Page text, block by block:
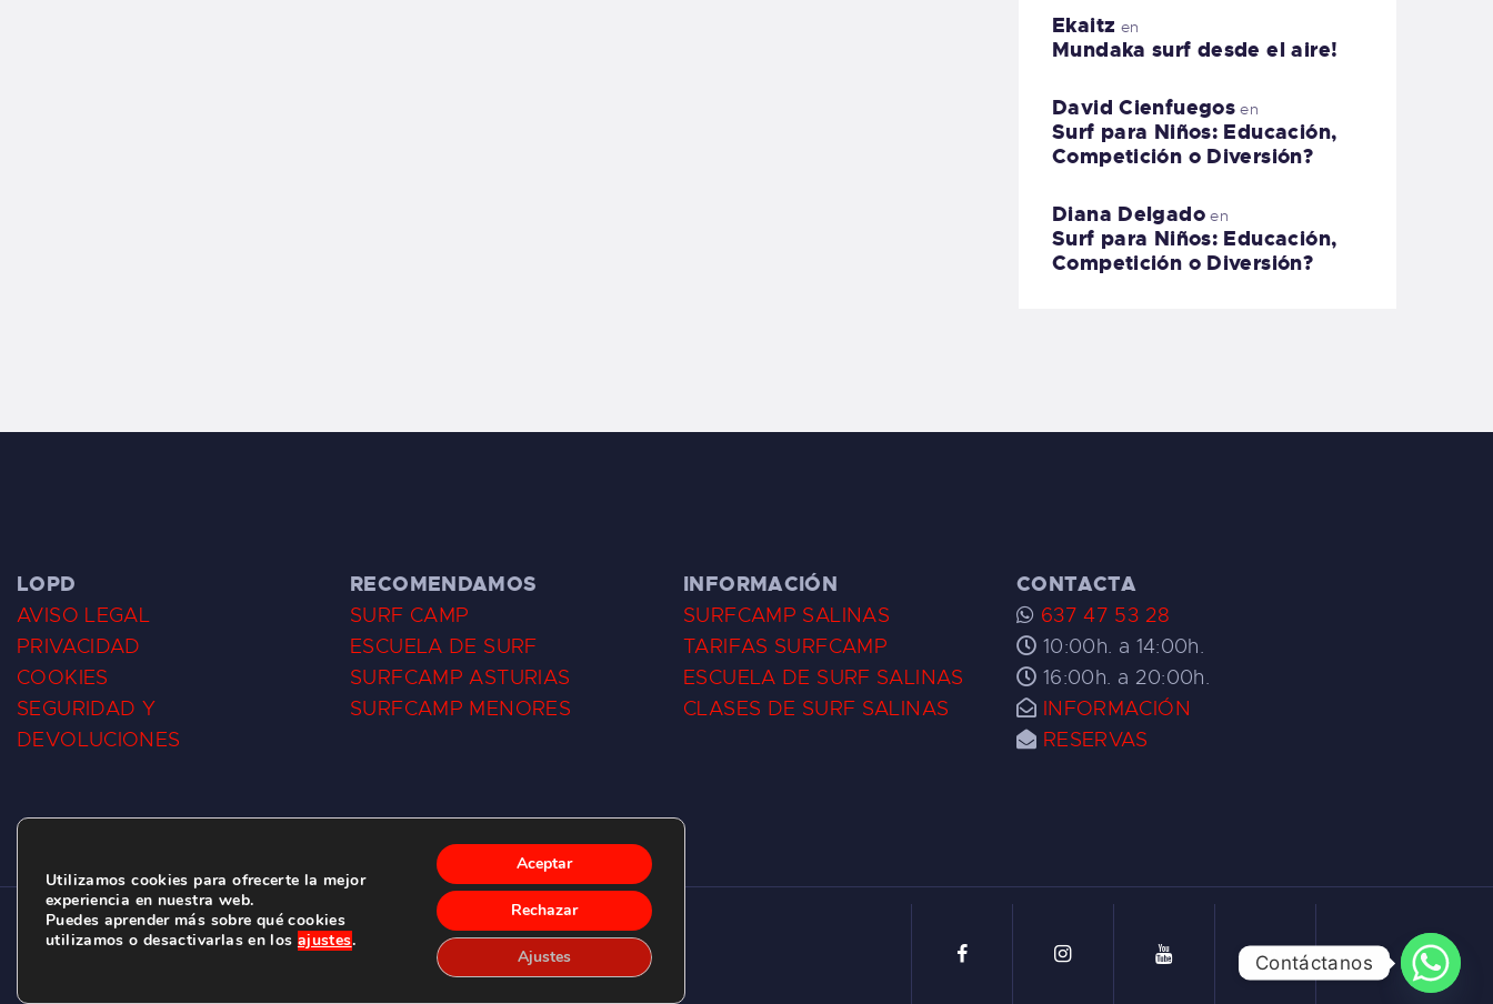
Ekaitz en
Mundaka surf desde el aire!
David Cienfuegos en
Surf para Niños: Educación,
Competición o Diversión?
Diana Delgadoen
Surf para Niños: Educación,
Competición o Diversión?
LOPD
AVISO LEGAL
PRIVACIDAD
COOKIES
SEGURIDAD Y
DEVOLUCIONES
RECOMENDAMOS
SURF CAMP
ESCUELA DE SURF
SURFCAMP ASTURIAS
SURFCAMP MENORES
INFORMACIÓN
SURFCAMP SALINAS
TARIFAS SURFCAMP
ESCUELA DE SURF SALINAS
CLASES DE SURF SALINAS
CONTACTA
637 47 53 28
10:00h. a 14:00h.
16:00h. a 20:00h.
INFORMACIÓN
RESERVAS
CLUB DE SURF LAS DUNAS ©2026.
C/ BERNARDO ÁLVAREZ GALAN 1, SALINAS (ASTURIAS)
Utilizamos cookies para ofrecerte la mejor
experiencia en nuestra web.
Puedes aprender más sobre qué cookies
utilizamos o desactivarlas en los ajustes.
Aceptar
Rechazar
Ajustes Contáctanos